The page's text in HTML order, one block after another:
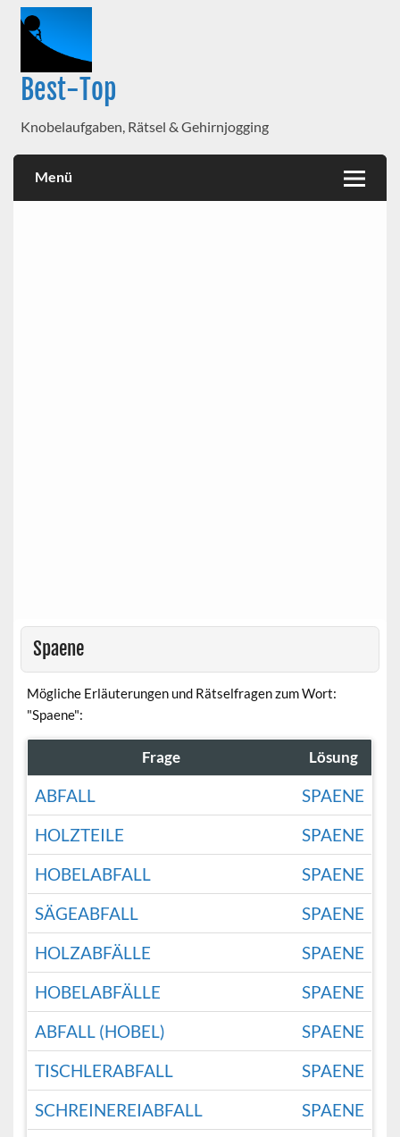
Best-Top
Knobelaufgaben, Rätsel & Gehirnjogging
Menü
Spaene
Mögliche Erläuterungen und Rätselfragen zum Wort:
"Spaene":
Frage Lösung
ABFALL
SPAENE
HOLZTEILE
SPAENE
HOBELABFALL
SPAENE
SÄGEABFALL
SPAENE
HOLZABFÄLLE
SPAENE
HOBELABFÄLLE
SPAENE
ABFALL (HOBEL)
SPAENE
TISCHLERABFALL
SPAENE
SCHREINEREIABFALL
SPAENE